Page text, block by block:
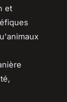
et